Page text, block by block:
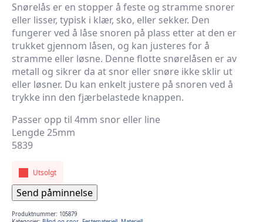
Snørelås er en stopper å feste og stramme snorer
eller lisser, typisk i klær, sko, eller sekker. Den
fungerer ved å låse snoren på plass etter at den er
trukket gjennom låsen, og kan justeres for å
stramme eller løsne. Denne flotte snørelåsen er av
metall og sikrer da at snor eller snøre ikke sklir ut
eller løsner. Du kan enkelt justere på snoren ved å
trykke inn den fjærbelastede knappen.
Passer opp til 4mm snor eller line
Lengde 25mm
5839
Utsolgt
Send påminnelse
Produktnummer: 105879